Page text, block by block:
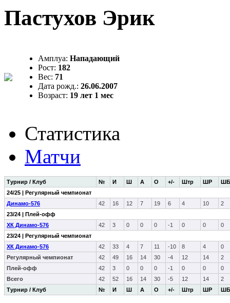
Пастухов Эрик
Амплуа: Нападающий
Рост: 182
Вес: 71
Дата рожд.: 26.06.2007
Возраст: 19 лет 1 мес
Статистика
Матчи
Турнир / Клуб № И Ш А О +/- Штр ШР ШБ
Турнир / Клуб № И Ш А О +/- Штр ШР ШБ
24/25 | Регулярный чемпионат
Динамо-576
42 16 12 7 19 6 4 10
2
23/24 | Плей-офф
ХК Динамо-576
42 3 0 0 0 -1 0 0
0
23/24 | Регулярный чемпионат
ХК Динамо-576
42 33 4 7 11 -10 8 4
0
Регулярный чемпионат
42 49 16 14 30 -4 12 14
2
Плей-офф
42 3 0 0 0 -1 0 0
0
Всего
42 52 16 14 30 -5 12 14 2